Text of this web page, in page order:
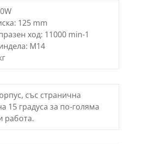
125 mm
ход: 11000 min-1
M14
със странична
15 градуса за по-голяма
работа.